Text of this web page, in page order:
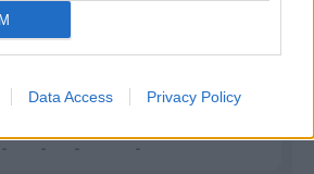
Data Access Privacy Policy